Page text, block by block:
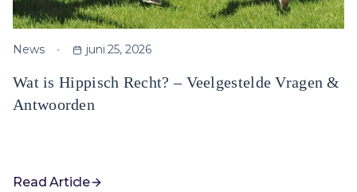
News juni 25, 2026
Wat is Hippisch Recht? – Veelgestelde Vragen &
Antwoorden
Read Article